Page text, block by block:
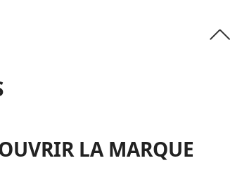
LA MARQUE